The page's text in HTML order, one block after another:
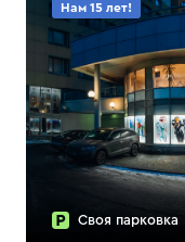
Нам 15 лет!
Своя парковка